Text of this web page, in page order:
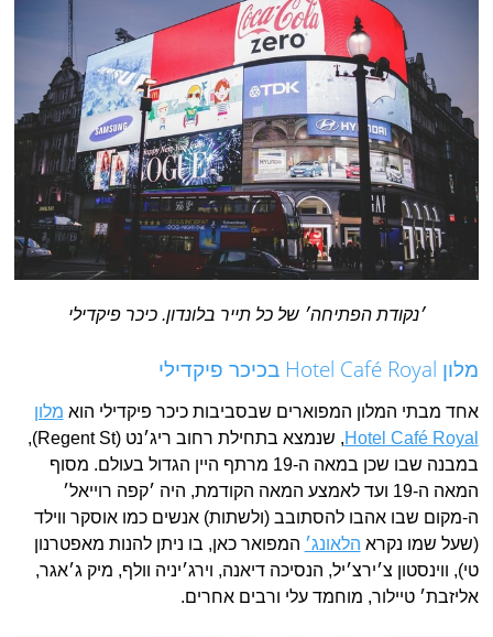
׳נקודת הפתיחה׳ של כל תייר בלונדון. כיכר פיקדילי
מלון Hotel Café Royal בכיכר פיקדילי
אחד מבתי המלון המפוארים שבסביבות כיכר פיקדילי הוא מלון
Hotel Café Royal
, שנמצא בתחילת רחוב ריג׳נט (Regent St),
במבנה שבו שכן במאה ה-19 מרתף היין הגדול בעולם. מסוף
המאה ה-19 ועד לאמצע המאה הקודמת, היה ׳קפה רוייאל׳
ה-מקום שבו אהבו להסתובב (ולשתות) אנשים כמו אוסקר ווילד
(שעל שמו נקרא הלאונג׳ המפואר כאן, בו ניתן להנות מאפטרנון
טי), ווינסטון צ׳ירצ׳יל, הנסיכה דיאנה, וירג׳יניה וולף, מיק ג׳אגר,
אליזבת׳ טיילור, מוחמד עלי ורבים אחרים.